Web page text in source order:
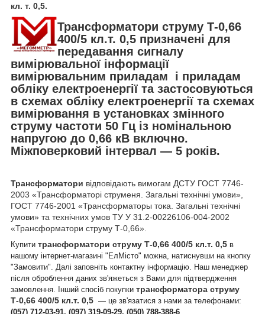
кл. т. 0,5.
Трансформатори струму Т-0,66
400/5 кл.т. 0,5 призначені для
передавання сигналу
вимірювальної інформації
вимірювальним приладам і приладам
обліку електроенергії та застосовуються
в схемах обліку електроенергії та схемах
вимірювання в установках змінного
струму частоти 50 Гц із номінальною
напругою до 0,66 кВ включно.
Міжповерковий інтервал — 5 років.
Трансформатори відповідають вимогам ДСТУ ГОСТ 7746-
2003 «Трансформаторі струменя. Загальні технічні умови»,
ГОСТ 7746-2001 «Трансформаторы тока. Загальні технічні
умови» та технічних умов ТУ У 31.2-00226106-004-2002
«Трансформатори струму Т-0,66».
Купити трансформатори струму Т-0,66 400/5 кл.т. 0,5 в
нашому інтернет-магазині "ЕлМісто" можна, натиснувши на кнопку
"Замовити". Далі заповніть контактну інформацію. Наш менеджер
після оброблення даних зв'яжеться з Вами для підтвердження
замовлення. Інший спосіб покупки трансформатора струму
Т-0,66 400/5 кл.т. 0,5 — це зв'язатися з нами за телефонами:
(057) 712-03-91, (097) 319-09-29, (050) 788-388-6